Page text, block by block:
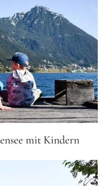
mit Kindern